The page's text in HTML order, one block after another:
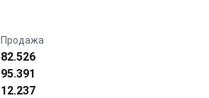
Продажа
82.526
95.391
12.237